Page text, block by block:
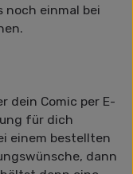
noch einmal bei
dein Comic per E-
für dich
einem bestellten
dann